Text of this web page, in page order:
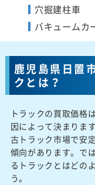
穴掘建柱車
バキュームカ
鹿児島県日置
クとは？
トラックの買取価格
因によって決まりま
古トラック市場で安
傾向があります。で
るトラックとはどの
う。